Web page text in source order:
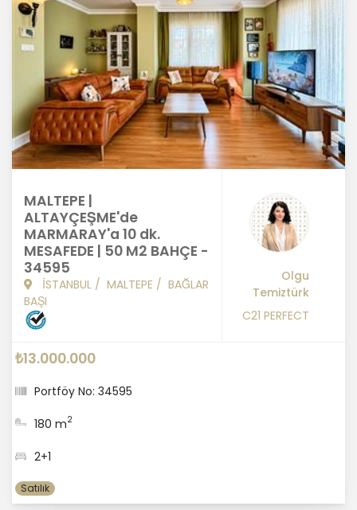
MALTEPE |
ALTAYÇEŞME'de
MARMARAY'a 10 dk.
MESAFEDE | 50 M2 BAHÇE -
34595
İSTANBUL / MALTEPE / BAĞLAR
BAŞI
Olgu
Temiztürk
C21 PERFECT
₺13.000.000
Portföy No: 34595
180 m2
2+1
Satılık